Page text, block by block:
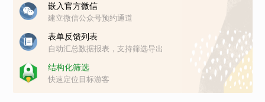
嵌入官方微信
建立微信公众号预约通道
表单反馈列表
自动汇总数据报表，支持筛选导出
结构化筛选
快速定位目标游客